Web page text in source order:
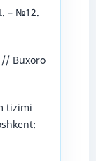
– №12.
// Buxoro
tizimi